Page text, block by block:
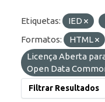
Etiquetas: IED
Formatos:
HTML
Licença Aberta
Open Data
Filtrar Resultados